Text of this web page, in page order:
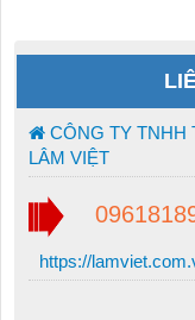
CÔNG TY TNHH
LÂM VIỆT
https://